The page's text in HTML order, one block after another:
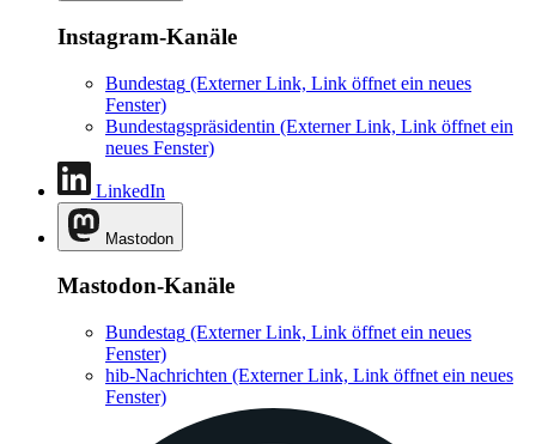
Instagram-Kanäle
Bundestag (Externer Link, Link öffnet ein neues
Fenster)
Bundestagspräsidentin (Externer Link, Link öffnet ein
neues Fenster)
LinkedIn
Mastodon
Mastodon-Kanäle
Bundestag (Externer Link, Link öffnet ein neues
Fenster)
hib-Nachrichten (Externer Link, Link öffnet ein neues
Fenster)